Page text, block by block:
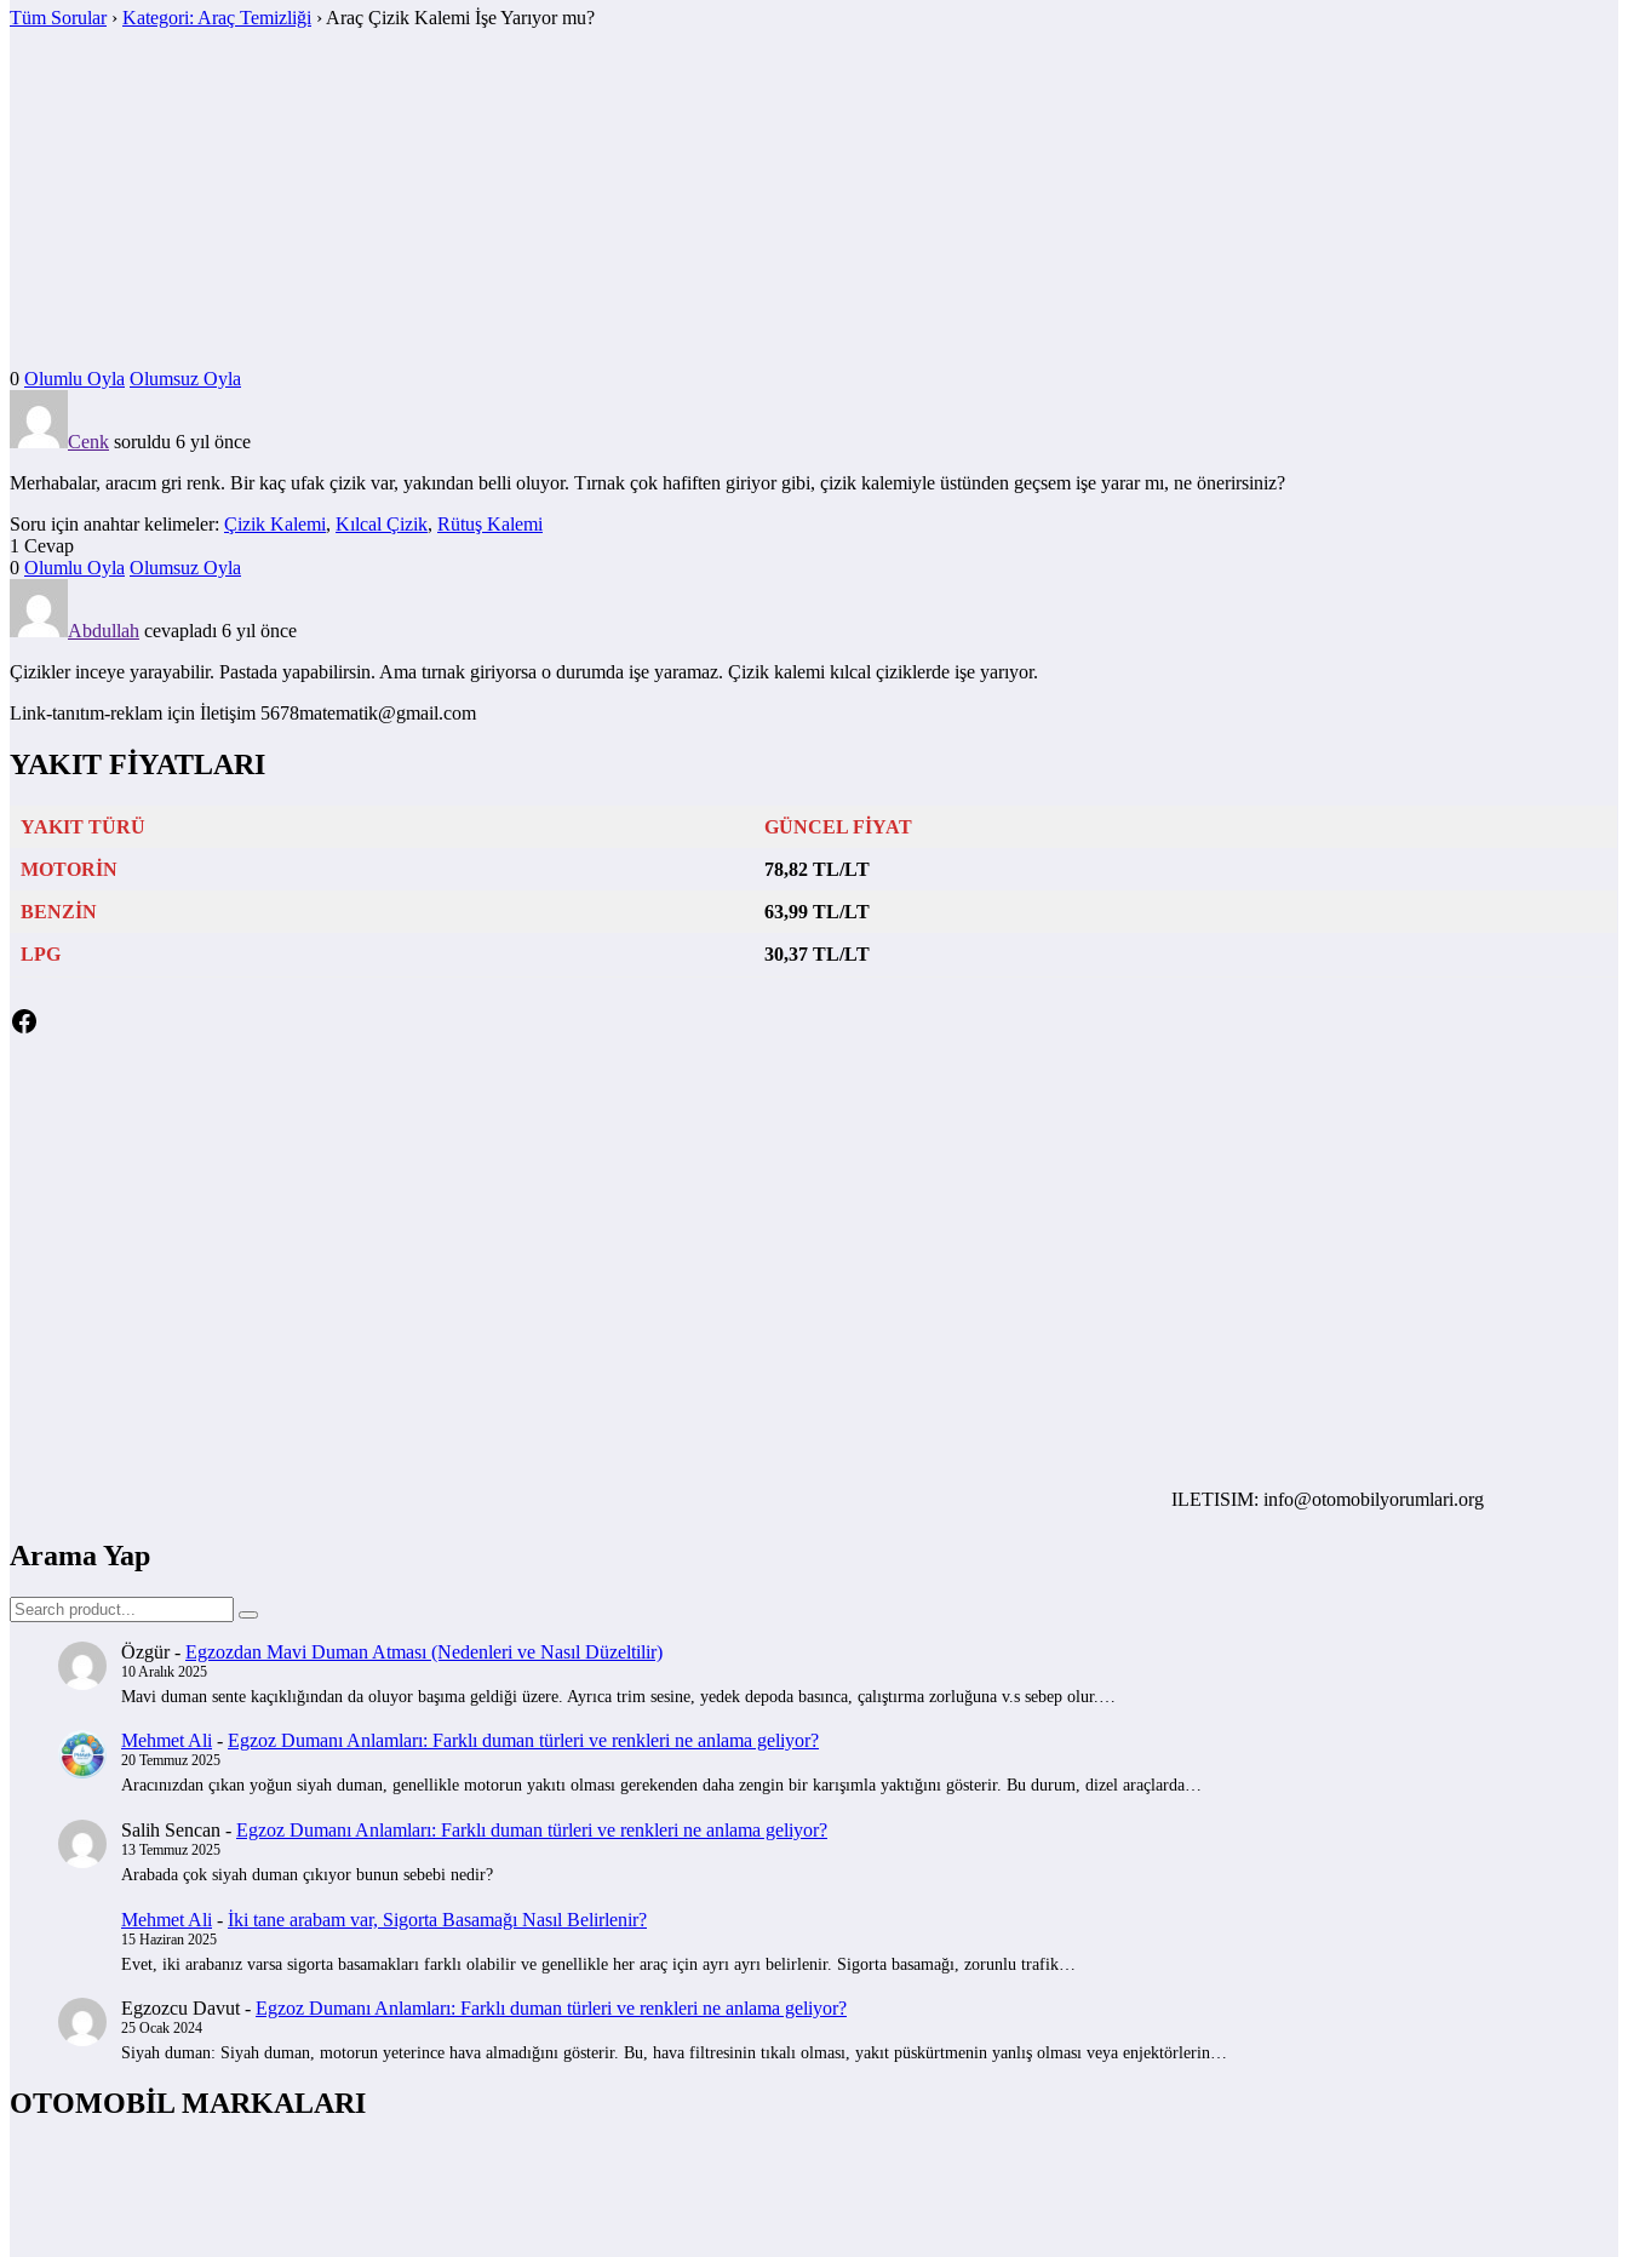
Tüm Sorular› Kategori: Araç Temizliği › Araç Çizik Kalemi İşe Yarıyor mu?
0 Olumlu Oyla Olumsuz Oyla
Cenk soruldu 6 yıl önce
Merhabalar, aracım gri renk. Bir kaç ufak çizik var, yakından belli oluyor. Tırnak çok hafiften giriyor gibi, çizik kalemiyle üstünden geçsem işe yarar mı, ne önerirsiniz?
Soru için anahtar kelimeler: Çizik Kalemi, Kılcal Çizik, Rütuş Kalemi
1 Cevap
0 Olumlu Oyla Olumsuz Oyla
Abdullah cevapladı 6 yıl önce
Çizikler inceye yarayabilir. Pastada yapabilirsin. Ama tırnak giriyorsa o durumda işe yaramaz. Çizik kalemi kılcal çiziklerde işe yarıyor.
Link-tanıtım-reklam için İletişim 5678matematik@gmail.com
YAKIT FİYATLARI
YAKIT TÜRÜ GÜNCEL FİYAT
MOTORİN 78,82 TL/LT
BENZİN 63,99 TL/LT
LPG 30,37 TL/LT
Facebook
ILETISIM: info@otomobilyorumlari.org
Arama Yap
Özgür- Egzozdan Mavi Duman Atması (Nedenleri ve Nasıl Düzeltilir)
10 Aralık 2025
Mavi duman sente kaçıklığından da oluyor başıma geldiği üzere. Ayrıca trim sesine, yedek depoda basınca, çalıştırma zorluğuna v.s sebep olur.…
Mehmet Ali - Egzoz Dumanı Anlamları: Farklı duman türleri ve renkleri ne anlama geliyor?
20 Temmuz 2025
Aracınızdan çıkan yoğun siyah duman, genellikle motorun yakıtı olması gerekenden daha zengin bir karışımla yaktığını gösterir. Bu durum, dizel araçlarda…
Salih Sencan - Egzoz Dumanı Anlamları: Farklı duman türleri ve renkleri ne anlama geliyor?
13 Temmuz 2025
Arabada çok siyah duman çıkıyor bunun sebebi nedir?
Mehmet Ali - İki tane arabam var, Sigorta Basamağı Nasıl Belirlenir?
15 Haziran 2025
Evet, iki arabanız varsa sigorta basamakları farklı olabilir ve genellikle her araç için ayrı ayrı belirlenir. Sigorta basamağı, zorunlu trafik…
Egzozcu Davut - Egzoz Dumanı Anlamları: Farklı duman türleri ve renkleri ne anlama geliyor?
25 Ocak 2024
Siyah duman: Siyah duman, motorun yeterince hava almadığını gösterir. Bu, hava filtresinin tıkalı olması, yakıt püskürtmenin yanlış olması veya enjektörlerin…
OTOMOBİL MARKALARI